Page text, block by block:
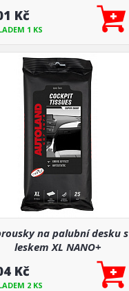
Kč
1 KS
na palubní desku s
leskem XL NANO+
Kč
2 KS